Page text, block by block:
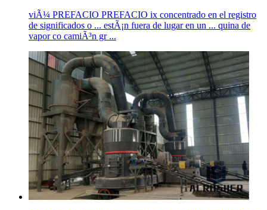
viÃ¼ PREFACIO PREFACIO ix concentrado en el registro
de significados o ... estÃ¡n fuera de lugar en un ... quina de
vapor co camiÃ³n gr ...